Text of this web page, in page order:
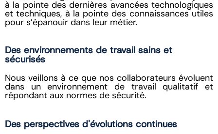
à la pointe des dernières avancées technologiques
et techniques, à la pointe des connaissances utiles
pour s’épanouir dans leur métier.
Des environnements de travail sains et
sécurisés
Nous veillons à ce que nos collaborateurs évoluent
dans un environnement de travail qualitatif et
répondant aux normes de sécurité.
Des perspectives d'évolutions continues